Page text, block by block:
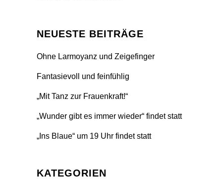
NEUESTE BEITRÄGE
Ohne Larmoyanz und Zeigefinger
Fantasievoll und feinfühlig
„Mit Tanz zur Frauenkraft!“
„Wunder gibt es immer wieder“ findet statt
„Ins Blaue“ um 19 Uhr findet statt
KATEGORIEN